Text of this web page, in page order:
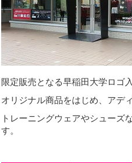
限定販売となる早稲田大学ロゴ
オリジナル商品をはじめ、アデ
トレーニングウェアやシューズ
す。